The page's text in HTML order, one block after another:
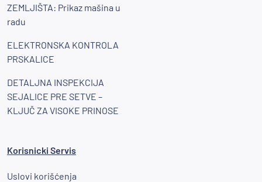
ZEMLJIŠTA: Prikaz mašina u
radu
ELEKTRONSKA KONTROLA
PRSKALICE
DETALJNA INSPEKCIJA
SEJALICE PRE SETVE –
KLJUČ ZA VISOKE PRINOSE
Korisnicki Servis
Uslovi korišćenja